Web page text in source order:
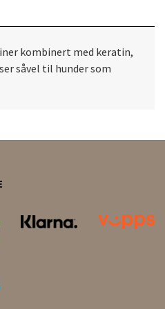
kombinert med keratin,
såvel til hunder som